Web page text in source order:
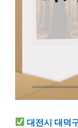
대전시 대덕